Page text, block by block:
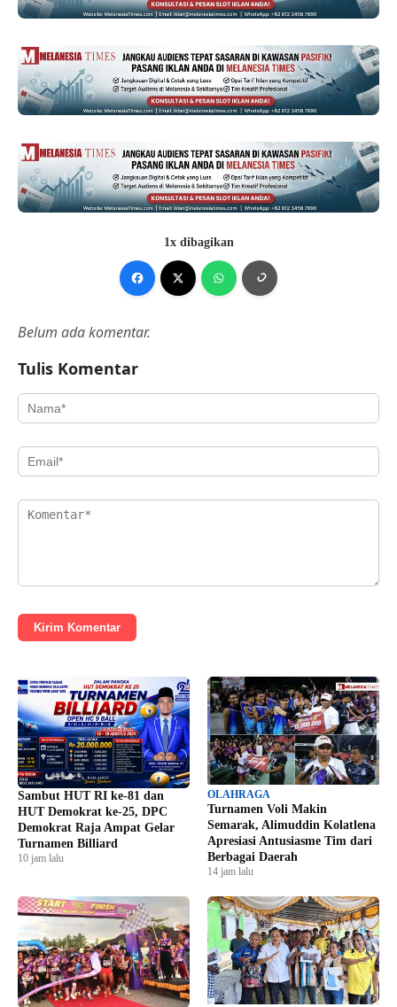
1x dibagikan
Belum ada komentar.
Tulis Komentar
Kirim Komentar
Sambut HUT RI ke-81 dan
HUT Demokrat ke-25, DPC
Demokrat Raja Ampat Gelar
Turnamen Billiard
10 jam lalu
OLAHRAGA
Turnamen Voli Makin
Semarak, Alimuddin Kolatlena
Apresiasi Antusiasme Tim dari
Berbagai Daerah
14 jam lalu